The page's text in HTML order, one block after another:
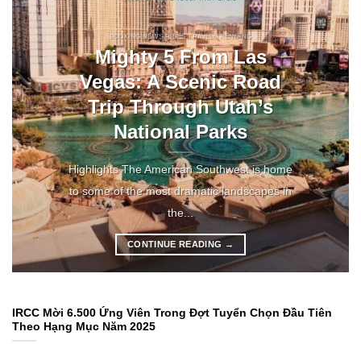
BOOKING NEWS RIDES TRAVEL TRENDING
Mighty 5 From Las
Vegas: A Scenic Road
Trip Through Utah’s
National Parks
Highlights The American Southwest is home
to some of the most dramatic landscapes in
the...
CONTINUE READING →
IRCC Mời 6.500 Ứng Viên Trong Đợt Tuyển Chọn Đầu Tiên
Theo Hạng Mục Năm 2025